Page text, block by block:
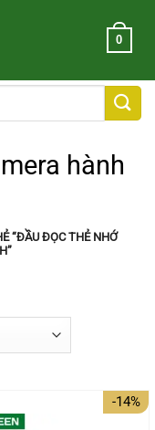
0
hành
“ĐẦU ĐỌC THẺ NHỚ
-14%